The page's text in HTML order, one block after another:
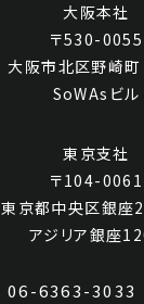
大阪本社
〒530-0055
大阪市北区野崎
SoWAsビル
東京支社
〒104-0061
東京都中央区銀
アジリア銀座
06-6363-3033